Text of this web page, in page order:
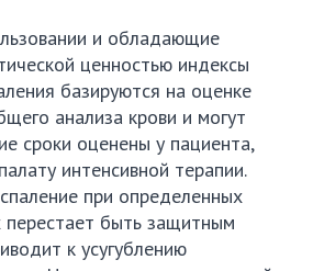
и обладающие
ценностью индексы
базируются на оценке
анализа крови и могут
сроки оценены у пациента,
интенсивной терапии.
при определенных
перестает быть защитным
к усугублению